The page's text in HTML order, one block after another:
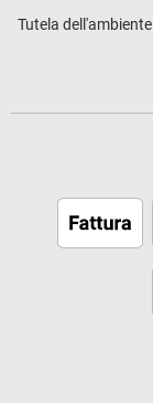
Tutela dell'ambiente